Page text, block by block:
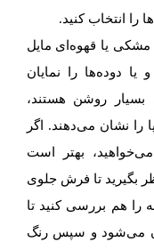
را انتخاب کنید.
مشکی یا قهوه‌ای مایل
دوده‌ها را نمایان
روشن هستند،
را نشان می‌دهند. اگر
بهتر است
بگیرید تا فرش جلوی
را هم بررسی کنید تا
آن می‌شود و سپس رنگ